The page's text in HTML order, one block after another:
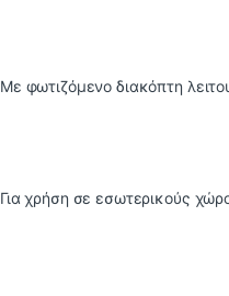
Με φωτιζόμενο διακόπτη
Για χρήση σε εσωτερικούς